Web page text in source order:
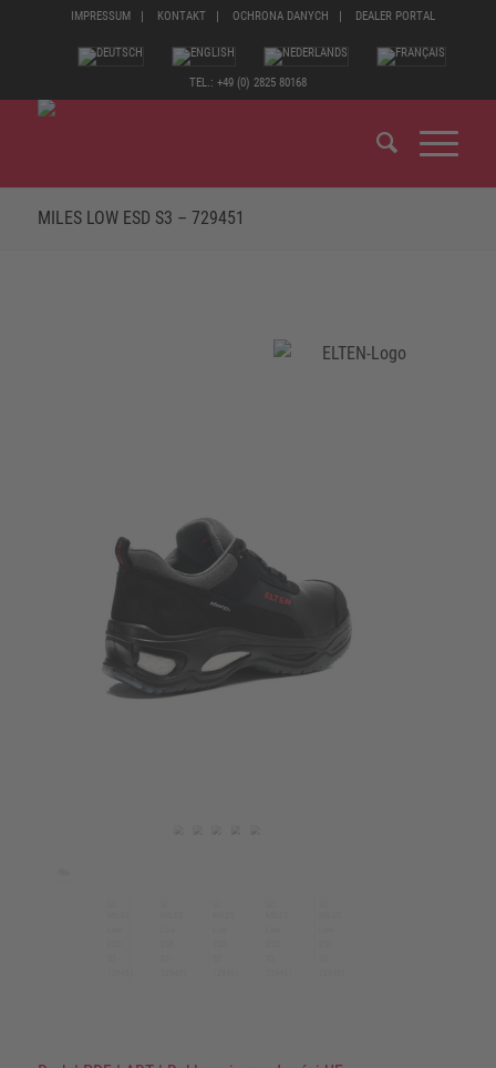
IMPRESSUM KONTAKT OCHRONA DANYCH DEALER PORTAL
TEL.: +49 (0) 2825 80168
MILES LOW ESD S3 – 729451